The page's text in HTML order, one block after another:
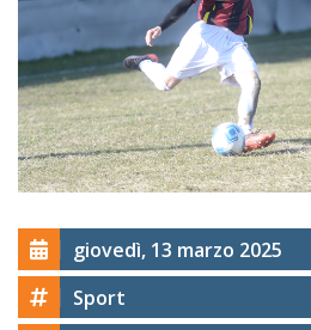
giovedì, 13 marzo 2025
Sport